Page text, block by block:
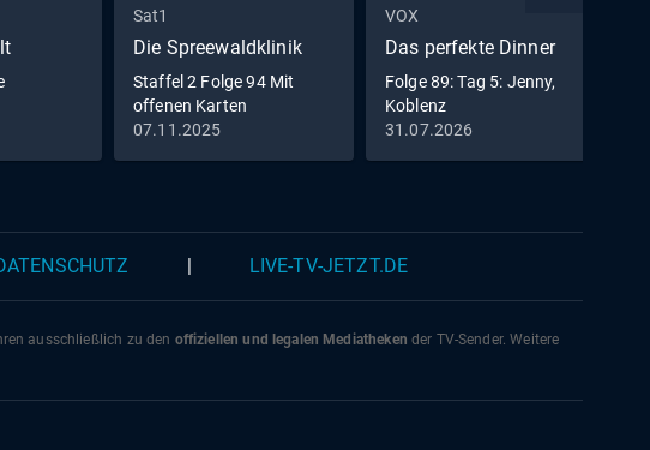
zurück.
er bald in die
Nähe. Als er
erneut an ihrer
Sat1
Die Spreewaldklinik
Staffel 2 Folge 94 Mit
offenen Karten
07.11.2025
VOX
Das perfekte Dinner
Folge 89: Tag 5: Jenny,
Koblenz
31.07.2026
LIVE-TV-JETZT.DE
ausschließlich zu den offiziellen und legalen Mediatheken der TV-Sender. Weitere